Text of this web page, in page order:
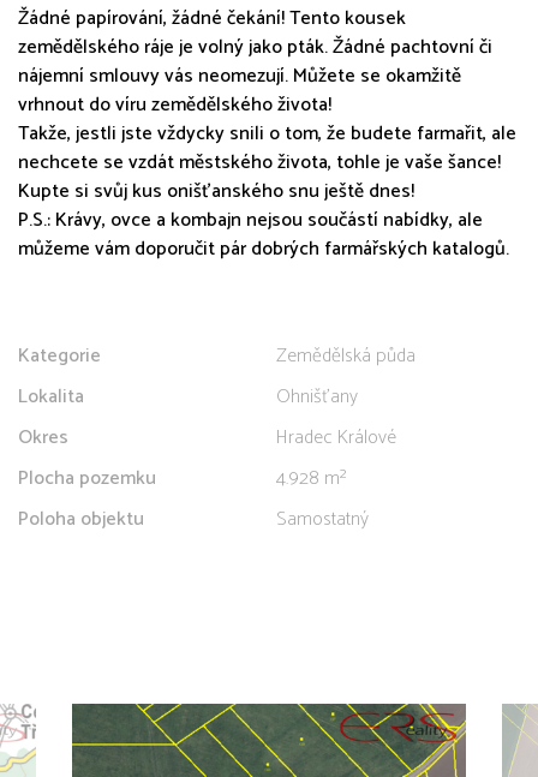
Žádné papírování, žádné čekání! Tento kousek
zemědělského ráje je volný jako pták. Žádné pachtovní či
nájemní smlouvy vás neomezují. Můžete se okamžitě
vrhnout do víru zemědělského života!
Takže, jestli jste vždycky snili o tom, že budete farmařit, ale
nechcete se vzdát městského života, tohle je vaše šance!
Kupte si svůj kus onišťanského snu ještě dnes!
P.S.: Krávy, ovce a kombajn nejsou součástí nabídky, ale
můžeme vám doporučit pár dobrých farmářských katalogů.
Kategorie
Zemědělská půda
Lokalita
Ohnišťany
Okres
Hradec Králové
Plocha pozemku
4.928 m²
Poloha objektu
Samostatný